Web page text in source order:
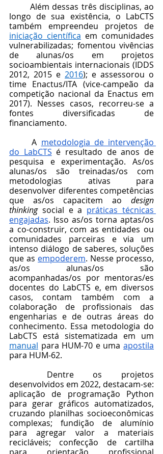
	Além dessas três disciplinas, ao
longo de sua existência, o LabCTS
iniciação científica em comunidades
vulnerabilizadas; fomentou vivências
de alunas/os em projetos
socioambientais internacionais (IDDS
2012, 2015 e 2016); e assessorou o
time Enactus/ITA (vice-campeão da
competição nacional da Enactus em
2017). Nesses casos, recorreu-se a
fontes diversificadas de
financiamento.
	A
metodologia de intervenção
do LabCTS é resultado de anos de
pesquisa e experimentação. As/os
alunas/os são treinadas/os com
metodologias ativas para
desenvolver diferentes competências
que as/os capacitem ao design
thinking social e a práticas técnicas
engajadas. Isso as/os torna aptas/os
a co-construir, com as entidades ou
comunidades parceiras e via um
intenso diálogo de saberes, soluções
que as empoderem. Nesse processo,
as/os alunas/os são
acompanhadas/os por mentoras/es
docentes do LabCTS e, em diversos
casos, contam também com a
colaboração de profissionais das
engenharias e de outras áreas do
conhecimento. Essa metodologia do
manual para HUM-70 e uma apostila
para HUM-62.
desenvolvidos em 2022, destacam-se:
aplicação de programação Python
para gerar gráficos automatizados,
cruzando planilhas socioeconômicas
complexas; fundição de alumínio
para agregar valor a materiais
recicláveis; confecção de cartilha